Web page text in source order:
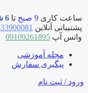
ساعت کاری 9 صبح تا 6 شب
پشتیبانی آنلاین 33900081-021
واتس آپ 09109261895
مجله آموزشی
پیگیری سفارش
ورود / ثبت نام